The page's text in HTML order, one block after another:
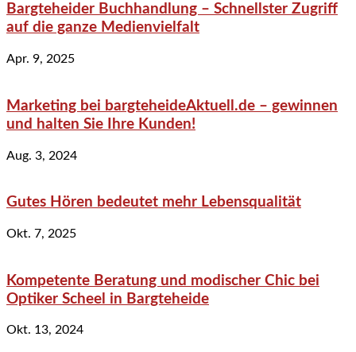
Bargteheider Buchhandlung – Schnellster Zugriff
auf die ganze Medienvielfalt
Apr. 9, 2025
Marketing bei bargteheideAktuell.de – gewinnen
und halten Sie Ihre Kunden!
Aug. 3, 2024
Gutes Hören bedeutet mehr Lebensqualität
Okt. 7, 2025
Kompetente Beratung und modischer Chic bei
Optiker Scheel in Bargteheide
Okt. 13, 2024